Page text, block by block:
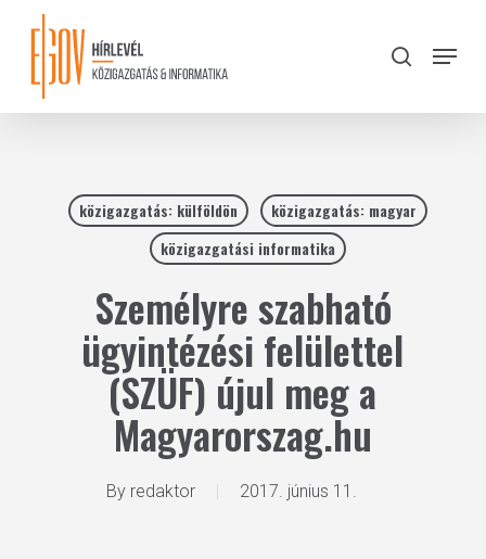
content
search
Menu
közigazgatás: külföldön
közigazgatás: magyar
közigazgatási informatika
Személyre szabható
ügyintézési felülettel
(SZÜF) újul meg a
Magyarorszag.hu
By redaktor 2017. június 11.
Close